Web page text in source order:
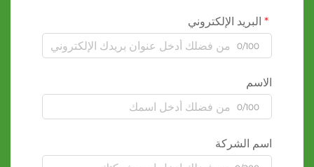
البريد الإلكتروني
0/100
الاسم
0/100
اسم الشركة